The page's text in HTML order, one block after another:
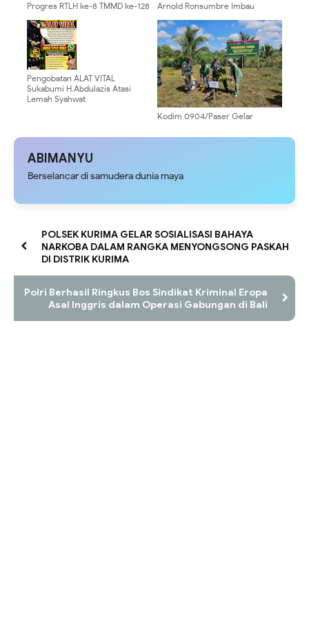
Progres RTLH ke-8 TMMD ke-128
Tahap Pengecatan
Arnold Ronsumbre Imbau
Peringatan 1 Mei di Papua
Pengobatan ALAT VITAL
Sukabumi H.Abdulazis Atasi
Lemah Syahwat
Kodim 0904/Paser Gelar
Rangkaian Kegiatan TMMD Ke
ABIMANYU
Berselancar di samudera dunia maya
POLSEK KURIMA GELAR SOSIALISASI BAHAYA
NARKOBA DALAM RANGKA MENYONGSONG PASKAH
DI DISTRIK KURIMA
Polri Berhasil Ringkus Bos Sindikat Kriminal Eropa
Asal Inggris dalam Operasi Gabungan di Bali